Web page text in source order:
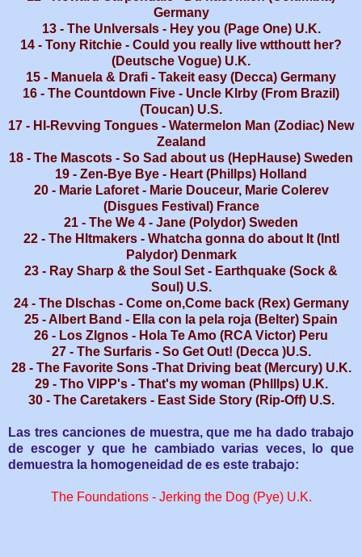
Germany
13 - The Unlversals - Hey you (Page One) U.K.
14 - Tony Ritchie - Could you really live wtthoutt her?
(Deutsche Vogue) U.K.
15 - Manuela & Drafi - Takeit easy (Decca) Germany
16 - The Countdown Five - Uncle Klrby (From Brazil)
(Toucan) U.S.
17 - HI-Revving Tongues - Watermelon Man (Zodiac) New
Zealand
18 - The Mascots - So Sad about us (HepHause) Sweden
19 - Zen-Bye Bye - Heart (Phillps) Holland
20 - Marie Laforet - Marie Douceur, Marie Colerev
(Disgues Festival) France
21 - The We 4 - Jane (Polydor) Sweden
22 - The Hltmakers - Whatcha gonna do about It (Intl
Palydor) Denmark
23 - Ray Sharp & the Soul Set - Earthquake (Sock &
Soul) U.S.
24 - The Dlschas - Come on,Come back (Rex) Germany
25 - Albert Band - Ella con la pela roja (Belter) Spain
26 - Los Zlgnos - Hola Te Amo (RCA Victor) Peru
27 - The Surfaris - So Get Out! (Decca )U.S.
28 - The Favorite Sons -That Driving beat (Mercury) U.K.
29 - Tho VIPP's - That's my woman (Phlllps) U.K.
30 - The Caretakers - East Side Story (Rip-Off) U.S.
Las tres canciones de muestra, que me ha dado trabajo
de escoger y que he cambiado varias veces, lo que
demuestra la homogeneidad de es este trabajo:
The Foundations - Jerking the Dog (Pye) U.K.